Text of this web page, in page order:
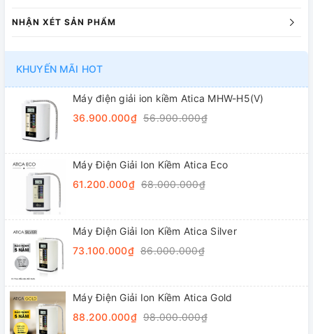
NHẬN XÉT SẢN PHẨM
KHUYẾN MÃI HOT
Máy điện giải ion kiềm Atica MHW-H5(V)
36.900.000₫ 56.900.000₫
Máy Điện Giải Ion Kiềm Atica Eco
61.200.000₫ 68.000.000₫
Máy Điện Giải Ion Kiềm Atica Silver
73.100.000₫ 86.000.000₫
Máy Điện Giải Ion Kiềm Atica Gold
88.200.000₫ 98.000.000₫